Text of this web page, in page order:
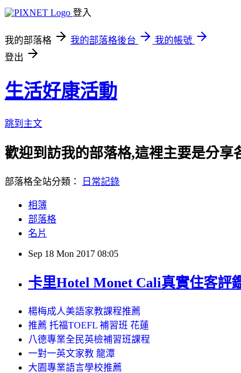
登入
我的部落格 我的部落格後台
我的帳號
登出
生活好康活動
跳到主文
歡迎到訪我的部落格,這裡主要是分享
部落格全站分類： 日常記錄
相簿
部落格
名片
Sep 18 Mon 2017 08:05
卡里Hotel Monet Cali真實住客評
楊梅成人美語家教課程推薦
推薦 托福TOEFL 補習班 花蓮
八德專業全民英檢補習班課程
一對一英文家教 龍潭
大園專業語言學校推薦